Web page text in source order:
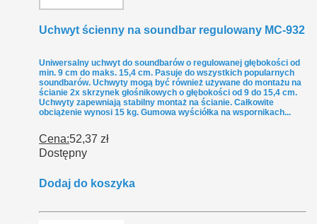
Uchwyt ścienny na soundbar regulowany MC-932
Uniwersalny uchwyt do soundbarów o regulowanej głębokości od
min. 9 cm do maks. 15,4 cm. Pasuje do wszystkich popularnych
soundbarów. Uchwyty mogą być również używane do montażu na
ścianie 2x skrzynek głośnikowych o głębokości od 9 do 15,4 cm.
Uchwyty zapewniają stabilny montaż na ścianie. Całkowite
obciążenie wynosi 15 kg. Gumowa wyściółka na wspornikach...
Cena:52,37 zł
Dostępny
Dodaj do koszyka